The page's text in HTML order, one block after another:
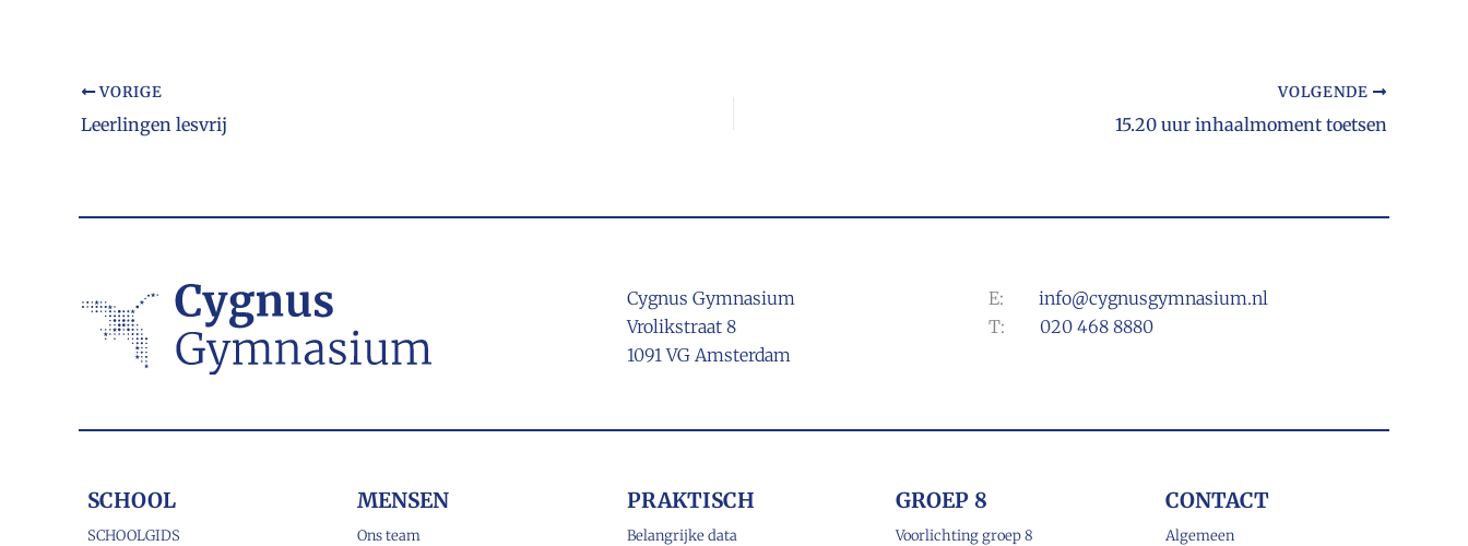
VORIGE
Leerlingen lesvrij
VOLGENDE
15.20 uur inhaalmoment toetsen
Cygnus Gymnasium
Vrolikstraat 8
1091 VG Amsterdam
E:info@cygnusgymnasium.nl
T: 020 468 8880
SCHOOL
SCHOOLGIDS
MENSEN
Ons team
PRAKTISCH
Belangrijke data
GROEP 8
Voorlichting groep 8
CONTACT
Algemeen